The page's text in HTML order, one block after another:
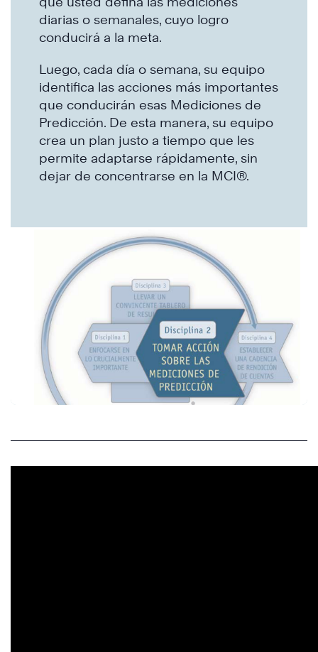
diarias o semanales, cuyo logro
conducirá a la meta.
Luego, cada día o semana, su equipo
identifica las acciones más importantes
que conducirán esas Mediciones de
Predicción. De esta manera, su equipo
crea un plan justo a tiempo que les
permite adaptarse rápidamente, sin
dejar de concentrarse en la MCI®.